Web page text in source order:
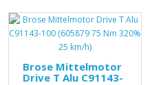
Brose Mittelmotor
Drive T Alu C91143-